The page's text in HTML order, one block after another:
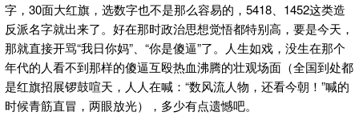
字，30面大红旗，选数字也不是那么容易的，5418、1452这类造
反派名字就出来了。好在那时政治思想觉悟都特别高，要是今天，
那就直接开骂“我日你妈”、“你是傻逼”了。人生如戏，没生在那个
年代的人看不到那样的傻逼互殴热血沸腾的壮观场面（全国到处都
是红旗招展锣鼓喧天，人人在喊：“数风流人物，还看今朝！”喊的
时候青筋直冒，两眼放光），多少有点遗憾吧。